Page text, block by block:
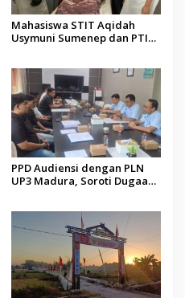
Mahasiswa STIT Aqidah
Usymuni Sumenep dan PTIQ
PPD Audiensi dengan PLN
UP3 Madura, Soroti Dugaan